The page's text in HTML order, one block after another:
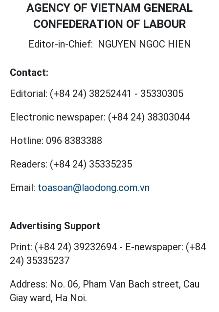
AGENCY OF VIETNAM GENERAL
CONFEDERATION OF LABOUR
Editor-in-Chief: NGUYEN NGOC HIEN
Contact:
Editorial: (+84 24) 38252441 - 35330305
Electronic newspaper: (+84 24) 38303044
Hotline: 096 8383388
Readers: (+84 24) 35335235
Email: toasoan@laodong.com.vn
Advertising Support
Print: (+84 24) 39232694 - E-newspaper: (+84
24) 35335237
Address: No. 06, Pham Van Bach street, Cau
Giay ward, Ha Noi.